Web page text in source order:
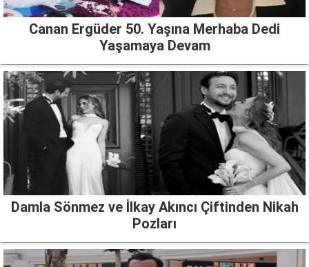
Canan Ergüder 50. Yaşına Merhaba Dedi
Yaşamaya Devam
Damla Sönmez ve İlkay Akıncı Çiftinden Nikah
Pozları